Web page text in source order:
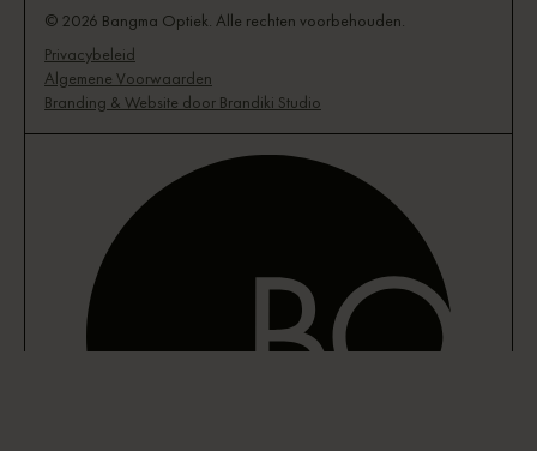
© 2026 Bangma Optiek. Alle rechten voorbehouden.
Privacybeleid
Algemene Voorwaarden
Branding & Website door Brandiki Studio